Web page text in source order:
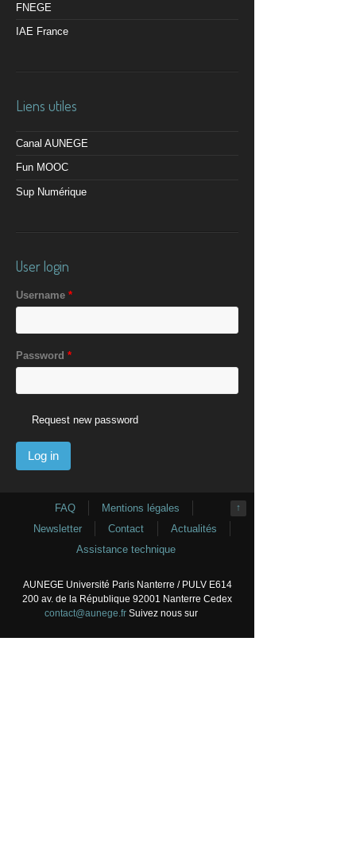
FNEGE
IAE France
Liens utiles
Canal AUNEGE
Fun MOOC
Sup Numérique
User login
Username *
Password *
Request new password
↑
FAQ
Mentions légales
Newsletter
Contact
Actualités
Assistance technique
AUNEGE Université Paris Nanterre / PULV E614
200 av. de la République 92001 Nanterre Cedex
contact@aunege.frSuivez nous sur